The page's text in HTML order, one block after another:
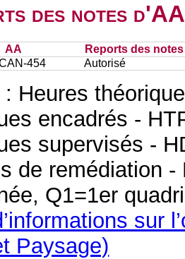
des notes
AA
Reports des
454
Autorisé
: Heures
encadrés -
supervisés -
de remédiation
Q1=1er
sur
Paysage)